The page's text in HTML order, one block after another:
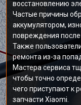
восстановлению
Частые причины
аккумулятором,
повреждения после
Также
ремонта из-за
Мастера сервиса
чтобы точно
чего приступают к
запчасти Xiaomi.